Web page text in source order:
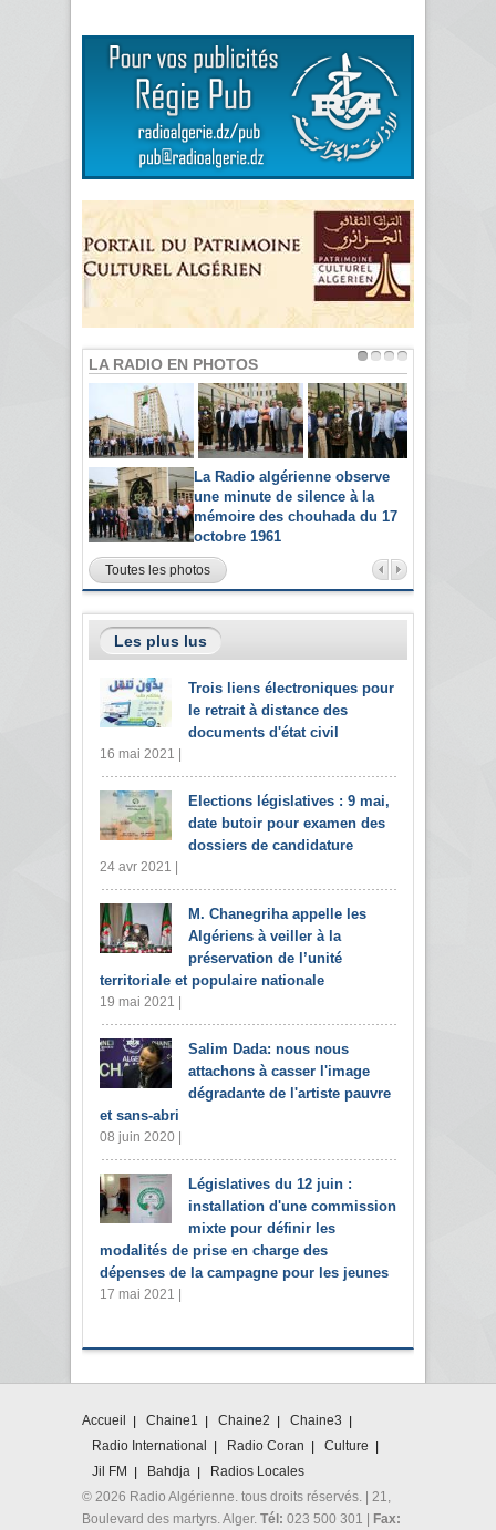
LA RADIO EN PHOTOS
La Radio algérienne observe
une minute de silence à la
mémoire des chouhada du 17
octobre 1961
Toutes les photos
Les plus lus
Trois liens électroniques pour
le retrait à distance des
documents d'état civil
16 mai 2021 |
Elections législatives : 9 mai,
date butoir pour examen des
dossiers de candidature
24 avr 2021 |
M. Chanegriha appelle les
Algériens à veiller à la
préservation de l’unité
territoriale et populaire nationale
19 mai 2021 |
Salim Dada: nous nous
attachons à casser l'image
dégradante de l'artiste pauvre
et sans-abri
08 juin 2020 |
Législatives du 12 juin :
installation d'une commission
mixte pour définir les
modalités de prise en charge des
dépenses de la campagne pour les jeunes
17 mai 2021 |
Accueil Chaine1 Chaine2
Chaine3
Radio International
Radio Coran
Culture
Jil FM
Bahdja
Radios Locales
© 2026 Radio Algérienne. tous droits réservés. | 21,
Boulevard des martyrs. Alger. Tél: 023 500 301 | Fax: